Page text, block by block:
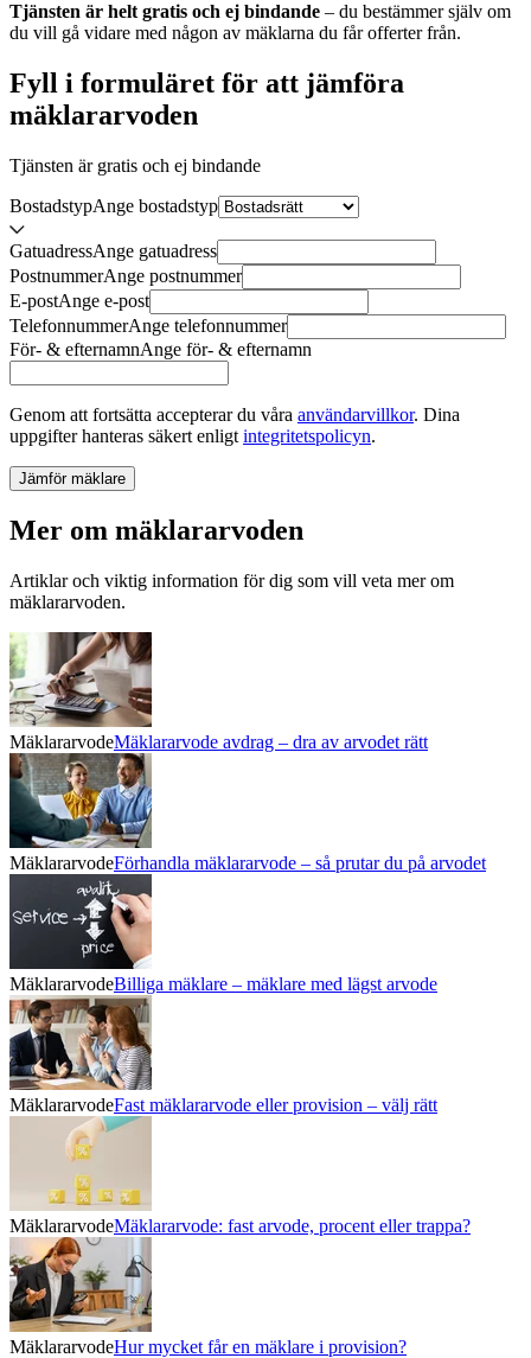
Tjänsten är helt gratis och ej bindande – du bestämmer själv om
du vill gå vidare med någon av mäklarna du får offerter från.
Fyll i formuläret för att jämföra
mäklararvoden
Tjänsten är gratis och ej bindande
BostadstypAnge bostadstyp
GatuadressAnge gatuadress
PostnummerAnge postnummer
E-postAnge e-post
TelefonnummerAnge telefonnummer
För- & efternamnAnge för- & efternamn
Genom att fortsätta accepterar du våra användarvillkor. Dina
uppgifter hanteras säkert enligt integritetspolicyn.
Jämför mäklare
Mer om mäklararvoden
Artiklar och viktig information för dig som vill veta mer om
mäklararvoden.
MäklararvodeMäklararvode avdrag – dra av arvodet rätt
MäklararvodeFörhandla mäklararvode – så prutar du på arvodet
MäklararvodeBilliga mäklare – mäklare med lägst arvode
MäklararvodeFast mäklararvode eller provision – välj rätt
MäklararvodeMäklararvode: fast arvode, procent eller trappa?
MäklararvodeHur mycket får en mäklare i provision?